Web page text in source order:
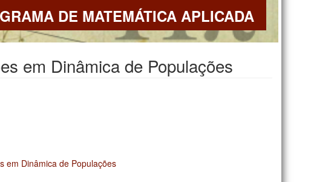
DE MATEMÁTICA APLICADA
em Dinâmica de Populações
em Dinâmica de Populações